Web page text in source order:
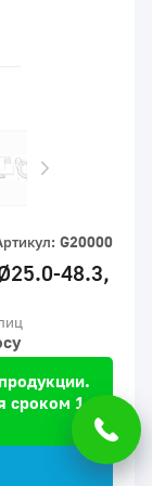
G20000
48.3,
сроком 1